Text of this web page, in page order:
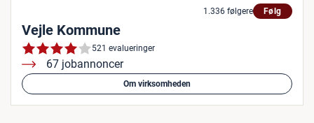
1.336 følgere Følg
Vejle Kommune
521 evalueringer
67 jobannoncer
Om virksomheden